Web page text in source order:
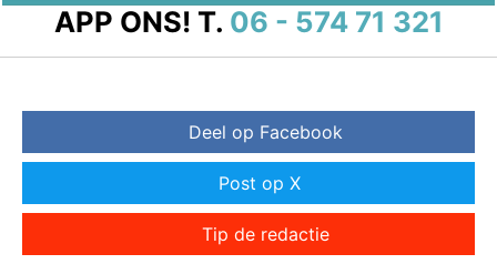
APP ONS! T. 06 - 574 71 321
Deel op Facebook
Post op X
Tip de redactie